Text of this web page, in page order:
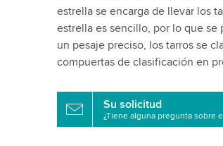
estrella se encarga de llevar los
estrella es sencillo, por lo que se
un pesaje preciso, los tarros se
compuertas de clasificación en
Su solicitud
¿Tiene alguna pregunta sobre